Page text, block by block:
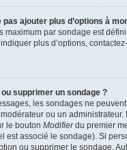
pas ajouter plus d’options à
maximum par sondage est
plus d’options,
supprimer un sondage ?
les sondages ne
modérateur ou un administrateur.
le bouton Modifierdu premier
est associé le sondage). Si
ou supprimer le sondage.